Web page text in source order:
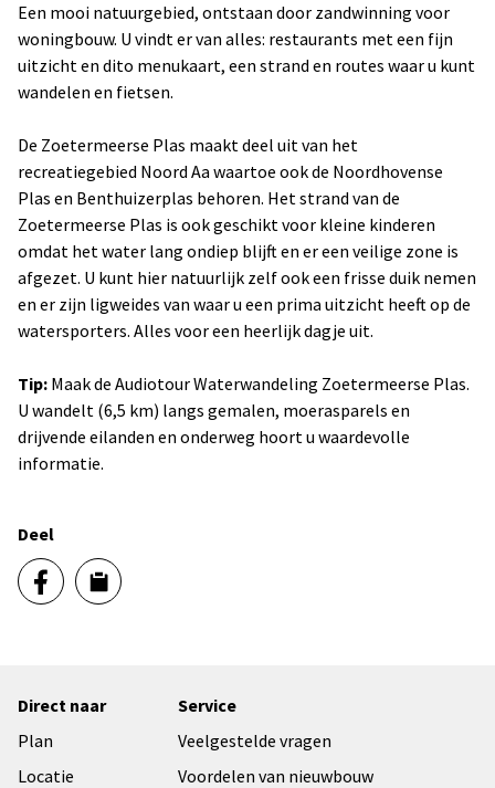
Een mooi natuurgebied, ontstaan door zandwinning voor
woningbouw. U vindt er van alles: restaurants met een fijn
uitzicht en dito menukaart, een strand en routes waar u kunt
wandelen en fietsen.
De Zoetermeerse Plas maakt deel uit van het
recreatiegebied Noord Aa waartoe ook de Noordhovense
Plas en Benthuizerplas behoren. Het strand van de
Zoetermeerse Plas is ook geschikt voor kleine kinderen
omdat het water lang ondiep blijft en er een veilige zone is
afgezet. U kunt hier natuurlijk zelf ook een frisse duik nemen
en er zijn ligweides van waar u een prima uitzicht heeft op de
watersporters. Alles voor een heerlijk dagje uit.
Tip: Maak de Audiotour Waterwandeling Zoetermeerse Plas.
U wandelt (6,5 km) langs gemalen, moerasparels en
drijvende eilanden en onderweg hoort u waardevolle
informatie.
Deel
Direct naar
Plan
Locatie
Service
Veelgestelde vragen
Voordelen van nieuwbouw